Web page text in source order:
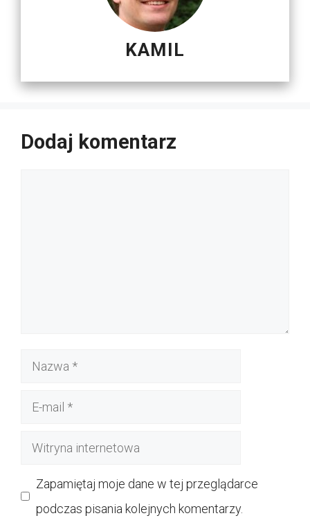
KAMIL
Dodaj komentarz
Nazwa
Witryna
Zapamiętaj moje dane w tej przeglądarce
podczas pisania kolejnych komentarzy.